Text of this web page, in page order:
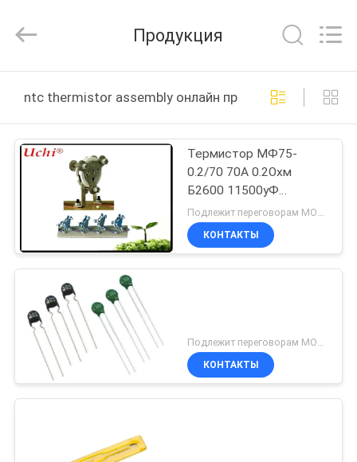
ПРОДУКТЫ
НАС
ПУТЕШЕСТВИЕ
ФАБРИКИ
КАЧЕСТВА
Electronics
Co.,Ltd.
Reserved.
Продукция
ntc thermistor assembly онлайн производство
Термистор МФ75-
0.2/70 70А 0.2Охм
Б2600 11500уФ
керамикового
изолятора НТК с краем
Подлежит переговорам MOQ:300PCS
КОНТАКТЫ
КОНТАКТЫ